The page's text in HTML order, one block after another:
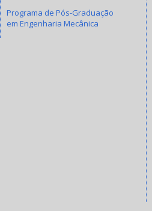
Programa de Pós-Graduação
em Engenharia Mecânica